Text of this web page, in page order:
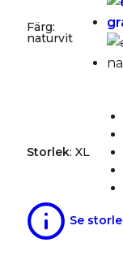
Färg:
naturvit
Storlek: XL
Se